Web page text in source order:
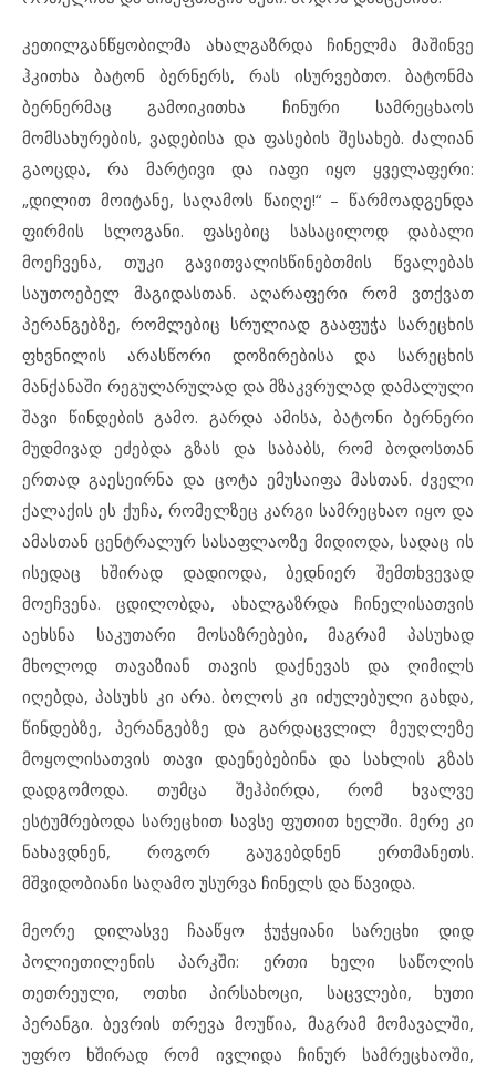
კეთილგანწყობილმა ახალგაზრდა ჩინელმა მაშინვე
ჰკითხა ბატონ ბერნერს, რას ისურვებთო. ბატონმა
ბერნერმაც გამოიკითხა ჩინური სამრეცხაოს
მომსახურების, ვადებისა და ფასების შესახებ. ძალიან
გაოცდა, რა მარტივი და იაფი იყო ყველაფერი:
„დილით მოიტანე, საღამოს წაიღე!“ – წარმოადგენდა
ფირმის სლოგანი. ფასებიც სასაცილოდ დაბალი
მოეჩვენა, თუკი გავითვალისწინებთმის წვალებას
საუთოებელ მაგიდასთან. აღარაფერი რომ ვთქვათ
პერანგებზე, რომლებიც სრულიად გააფუჭა სარეცხის
ფხვნილის არასწორი დოზირებისა და სარეცხის
მანქანაში რეგულარულად და მზაკვრულად დამალული
შავი წინდების გამო. გარდა ამისა, ბატონი ბერნერი
მუდმივად ეძებდა გზას და საბაბს, რომ ბოდოსთან
ერთად გაესეირნა და ცოტა ემუსაიფა მასთან. ძველი
ქალაქის ეს ქუჩა, რომელზეც კარგი სამრეცხაო იყო და
ამასთან ცენტრალურ სასაფლაოზე მიდიოდა, სადაც ის
ისედაც ხშირად დადიოდა, ბედნიერ შემთხვევად
მოეჩვენა. ცდილობდა, ახალგაზრდა ჩინელისათვის
აეხსნა საკუთარი მოსაზრებები, მაგრამ პასუხად
მხოლოდ თავაზიან თავის დაქნევას და ღიმილს
იღებდა, პასუხს კი არა. ბოლოს კი იძულებული გახდა,
წინდებზე, პერანგებზე და გარდაცვლილ მეუღლეზე
მოყოლისათვის თავი დაენებებინა და სახლის გზას
დადგომოდა. თუმცა შეჰპირდა, რომ ხვალვე
ესტუმრებოდა სარეცხით სავსე ფუთით ხელში. მერე კი
ნახავდნენ, როგორ გაუგებდნენ ერთმანეთს.
მშვიდობიანი საღამო უსურვა ჩინელს და წავიდა.
მეორე დილასვე ჩააწყო ჭუჭყიანი სარეცხი დიდ
პოლიეთილენის პარკში: ერთი ხელი საწოლის
თეთრეული, ოთხი პირსახოცი, საცვლები, ხუთი
პერანგი. ბევრის თრევა მოუწია, მაგრამ მომავალში,
უფრო ხშირად რომ ივლიდა ჩინურ სამრეცხაოში,